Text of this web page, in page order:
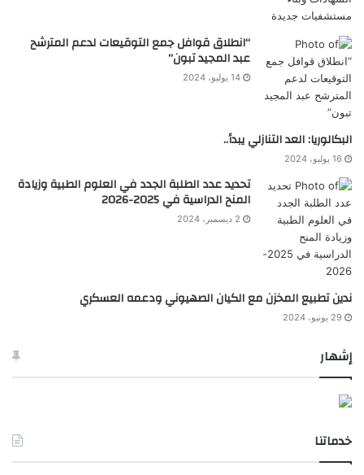
“انطلاق قوافل جمع التوقيعات لدعم المترشح
عبد المجيد تبون”
14 يوليو، 2024
البكالوريا: العد التنازلي يبدأ..
16 يوليو، 2024
تحديد عدد الطلبة الجدد في العلوم الطبية وزيادة
المنح الدراسية في 2025-2026
2 ديسمبر، 2024
ندين تطبيع المخزن مع الكيان الصهيوني ودعمه العسكري
29 يونيو، 2024
إشهار
خدماتنا